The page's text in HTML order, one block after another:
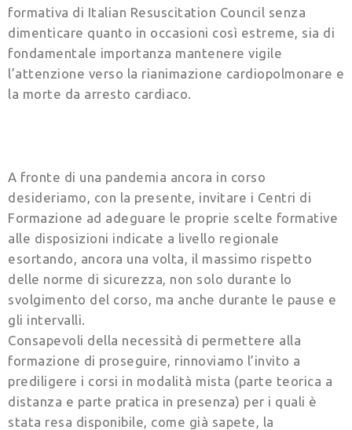
formativa di Italian Resuscitation Council senza
dimenticare quanto in occasioni così estreme, sia di
fondamentale importanza mantenere vigile
l’attenzione verso la rianimazione cardiopolmonare e
la morte da arresto cardiaco.
A fronte di una pandemia ancora in corso
desideriamo, con la presente, invitare i Centri di
Formazione ad adeguare le proprie scelte formative
alle disposizioni indicate a livello regionale
esortando, ancora una volta, il massimo rispetto
delle norme di sicurezza, non solo durante lo
svolgimento del corso, ma anche durante le pause e
gli intervalli.
Consapevoli della necessità di permettere alla
formazione di proseguire, rinnoviamo l’invito a
prediligere i corsi in modalità mista (parte teorica a
distanza e parte pratica in presenza) per i quali è
stata resa disponibile, come già sapete, la